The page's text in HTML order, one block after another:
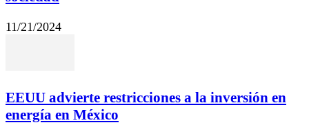
11/21/2024
EEUU advierte restricciones a la inversión en
energía en México